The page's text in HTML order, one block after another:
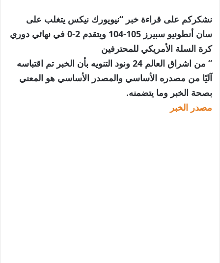
نشكركم على قراءة خبر “نيويورك نيكس يتغلب على
سان أنطونيو سبيرز 105-104 ويتقدم 2-0 في نهائي دوري
كرة السلة الأمريكي للمحترفين
” من اشراق العالم 24 ونود التنويه بأن الخبر تم اقتباسه
آليًا من مصدره الأساسي والمصدر الأساسي هو المعني
بصحة الخبر وما يتضمنه.
مصدر الخبر